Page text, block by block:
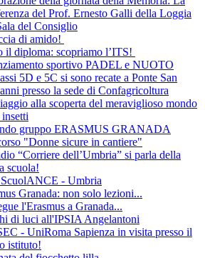
del Prof. Ernesto Galli della Loggia
del Consiglio
di amido!
il diploma: scopriamo l’ITS!
sportivo PADEL e NUOTO
5D e 5C si sono recate a Ponte San
presso la sede di Confagricoltura
alla scoperta del meraviglioso mondo
gruppo ERASMUS GRANADA
"Donne sicure in cantiere"
“Corriere dell’Umbria” si parla della
scuola!
ScuolANCE - Umbria
Granada: non solo lezioni...
l'Erasmus a Granada...
di luci all'IPSIA Angelantoni
- UniRoma Sapienza in visita presso il
istituto!